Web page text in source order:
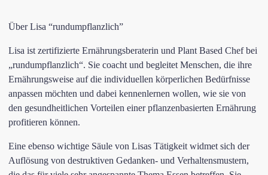
Über Lisa “rundumpflanzlich”
Lisa ist zertifizierte Ernährungsberaterin und Plant Based Chef bei
„rundumpflanzlich“. Sie coacht und begleitet Menschen, die ihre
Ernährungsweise auf die individuellen körperlichen Bedürfnisse
anpassen möchten und dabei kennenlernen wollen, wie sie von
den gesundheitlichen Vorteilen einer pflanzenbasierten Ernährung
profitieren können.
Eine ebenso wichtige Säule von Lisas Tätigkeit widmet sich der
Auflösung von destruktiven Gedanken- und Verhaltensmustern,